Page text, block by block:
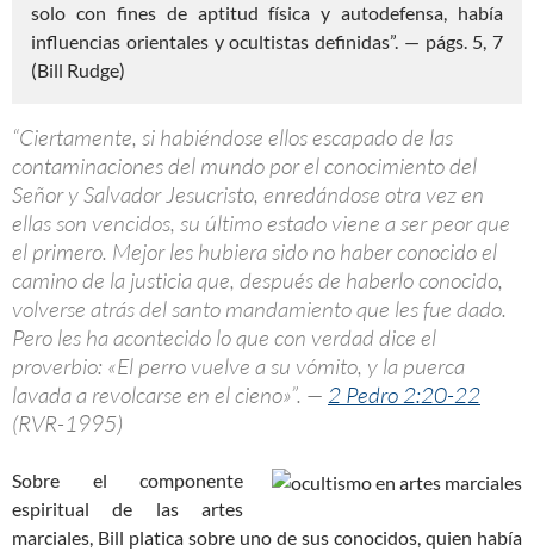
solo con fines de aptitud física y autodefensa, había
influencias orientales y ocultistas definidas”. — págs. 5, 7
(Bill Rudge)
“Ciertamente, si habiéndose ellos escapado de las
contaminaciones del mundo por el conocimiento del
Señor y Salvador Jesucristo, enredándose otra vez en
ellas son vencidos, su último estado viene a ser peor que
el primero. Mejor les hubiera sido no haber conocido el
camino de la justicia que, después de haberlo conocido,
volverse atrás del santo mandamiento que les fue dado.
Pero les ha acontecido lo que con verdad dice el
proverbio: «El perro vuelve a su vómito, y la puerca
lavada a revolcarse en el cieno»”. — 2 Pedro 2:20-22
(RVR-1995)
Sobre el componente
espiritual de las artes
marciales, Bill platica sobre uno de sus conocidos, quien había